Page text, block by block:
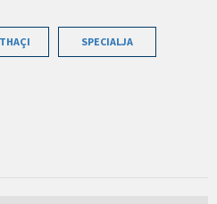
SPECIALJA